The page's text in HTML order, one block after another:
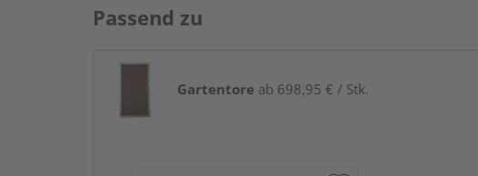
Passend zu
Gartentore ab 698,95 € / Stk.